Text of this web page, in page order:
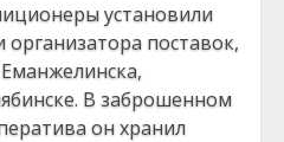
установили
поставок,
В заброшенном
он хранил